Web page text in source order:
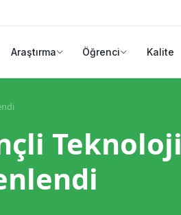
Araştırma Öğrenci Kalite
Teknoloji